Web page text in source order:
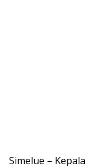
Simelue –